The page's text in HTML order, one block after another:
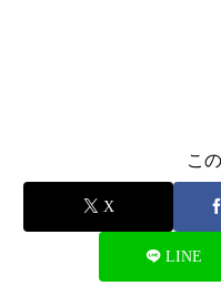
こ
X
LINE